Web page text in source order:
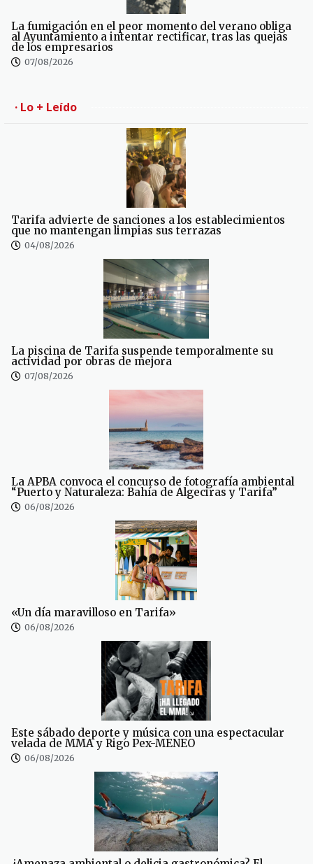
La fumigación en el peor momento del verano obliga
al Ayuntamiento a intentar rectificar, tras las quejas
de los empresarios
07/08/2026
· Lo + Leído
Tarifa advierte de sanciones a los establecimientos
que no mantengan limpias sus terrazas
04/08/2026
La piscina de Tarifa suspende temporalmente su
actividad por obras de mejora
07/08/2026
La APBA convoca el concurso de fotografía ambiental
“Puerto y Naturaleza: Bahía de Algeciras y Tarifa”
06/08/2026
«Un día maravilloso en Tarifa»
06/08/2026
Este sábado deporte y música con una espectacular
velada de MMA y Rigo Pex-MENEO
06/08/2026